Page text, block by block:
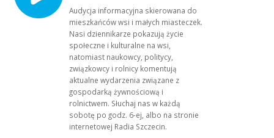
Audycja informacyjna skierowana do
mieszkańców wsi i małych miasteczek.
Nasi dziennikarze pokazują życie
społeczne i kulturalne na wsi,
natomiast naukowcy, politycy,
związkowcy i rolnicy komentują
aktualne wydarzenia związane z
gospodarką żywnościową i
rolnictwem. Słuchaj nas w każdą
sobotę po godz. 6-ej, albo na stronie
internetowej Radia Szczecin.